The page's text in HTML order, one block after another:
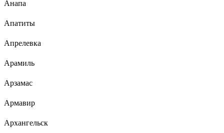
Анапа
Апатиты
Апрелевка
Арамиль
Арзамас
Армавир
Архангельск